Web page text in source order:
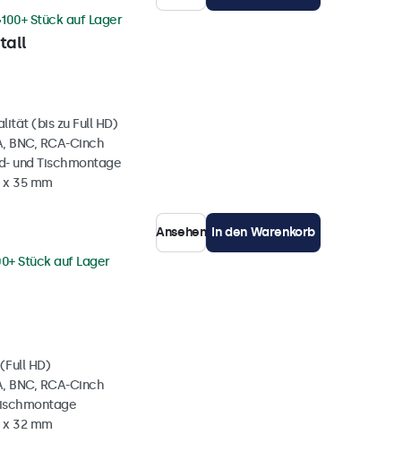
100+ Stück auf Lager
(bis zu Full HD)
BNC, RCA-Cinch
und Tischmontage
35 mm
Ansehen In den Warenkorb
Stück auf Lager
HD)
BNC, RCA-Cinch
32 mm